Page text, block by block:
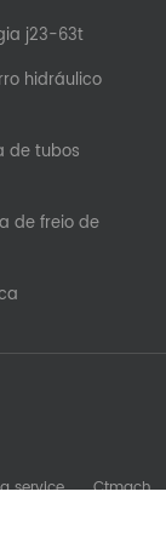
j23-63t
hidráulico
de tubos
de freio de
service Ctmach